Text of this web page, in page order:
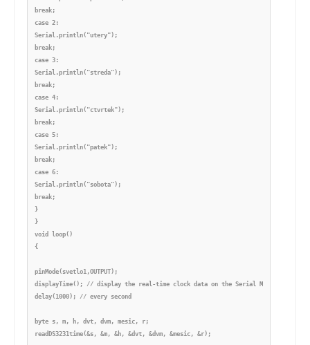
break;
case 2:
Serial.println("utery");
break;
case 3:
Serial.println("streda");
break;
case 4:
Serial.println("ctvrtek");
break;
case 5:
Serial.println("patek");
break;
case 6:
Serial.println("sobota");
break;
}
}
void loop()
{
pinMode(svetlo1,OUTPUT);
displayTime(); // display the real-time clock data on the Serial Monitor,
delay(1000); // every second
byte s, m, h, dvt, dvm, mesic, r;
readDS3231time(&s, &m, &h, &dvt, &dvm, &mesic, &r);